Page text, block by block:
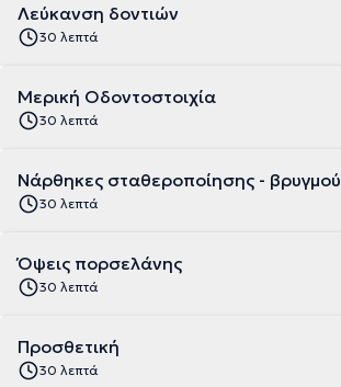
Λεύκανση δοντιών
30 λεπτά
Μερική Οδοντοστοιχία
30 λεπτά
Νάρθηκες σταθεροποίησης - βρυγμού
30 λεπτά
Όψεις πορσελάνης
30 λεπτά
Προσθετική
30 λεπτά